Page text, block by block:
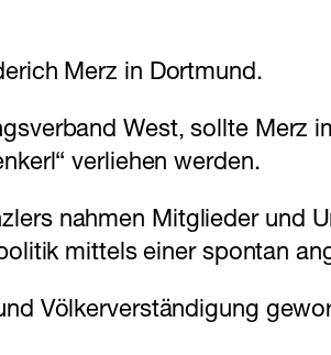
Merz in Dortmund.
West, sollte Merz
verliehen werden.
nahmen Mitglieder und
mittels einer spontan
Völkerverständigung